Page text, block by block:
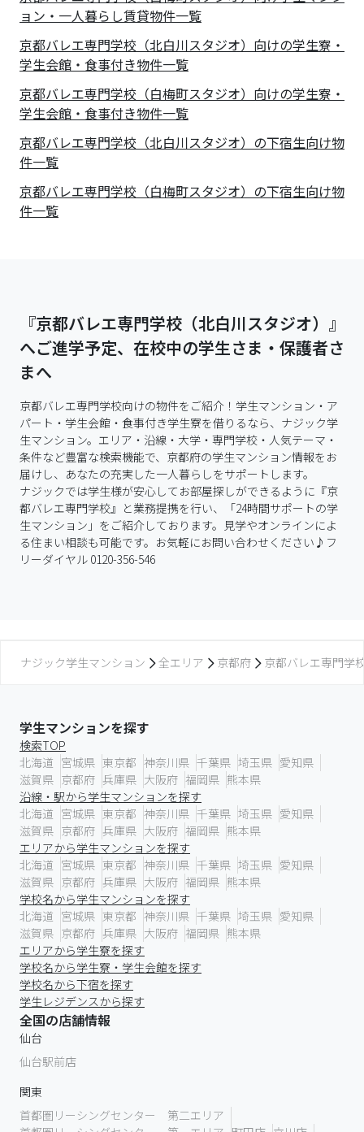
ョン・一人暮らし賃貸物件一覧
京都バレエ専門学校（北白川スタジオ）向けの学生寮・
学生会館・食事付き物件一覧
京都バレエ専門学校（白梅町スタジオ）向けの学生寮・
学生会館・食事付き物件一覧
京都バレエ専門学校（北白川スタジオ）の下宿生向け物
件一覧
京都バレエ専門学校（白梅町スタジオ）の下宿生向け物
件一覧
『京都バレエ専門学校（北白川スタジオ）』
へご進学予定、在校中の学生さま・保護者さ
まへ
京都バレエ専門学校向けの物件をご紹介！学生マンション・ア
パート・学生会館・食事付き学生寮を借りるなら、ナジック学
生マンション。エリア・沿線・大学・専門学校・人気テーマ・
条件など豊富な検索機能で、京都府の学生マンション情報をお
届けし、あなたの充実した一人暮らしをサポートします。
ナジックでは学生様が安心してお部屋探しができるように『京
都バレエ専門学校』と業務提携を行い、「24時間サポートの学
生マンション」をご紹介しております。見学やオンラインによ
る住まい相談も可能です。お気軽にお問い合わせください♪フ
リーダイヤル 0120-356-546
ナジック学生マンション 全エリア 京都府 京都バレエ専門学
学生マンションを探す
検索TOP
北海道 宮城県 東京都 神奈川県 千葉県 埼玉県 愛知県
滋賀県 京都府 兵庫県 大阪府 福岡県 熊本県
沿線・駅から学生マンションを探す
北海道 宮城県 東京都 神奈川県 千葉県 埼玉県 愛知県
滋賀県 京都府 兵庫県 大阪府 福岡県 熊本県
エリアから学生マンションを探す
北海道 宮城県 東京都 神奈川県 千葉県 埼玉県 愛知県
滋賀県 京都府 兵庫県 大阪府 福岡県 熊本県
学校名から学生マンションを探す
北海道 宮城県 東京都 神奈川県 千葉県 埼玉県 愛知県
滋賀県 京都府 兵庫県 大阪府 福岡県 熊本県
エリアから学生寮を探す
学校名から学生寮・学生会館を探す
学校名から下宿を探す
学生レジデンスから探す
全国の店舗情報
仙台
仙台駅前店
関東
首都圏リーシングセンター 第二エリア